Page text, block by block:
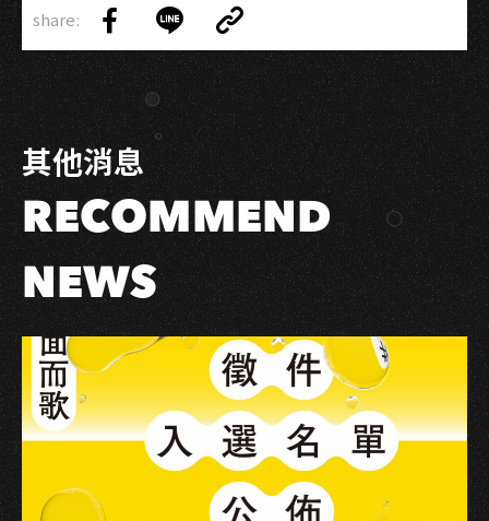
屆
「高
流
系」
樂
團
大
賽：
樂
團
興
奮
波】
正
式
啟
share:
Share
on
Facebook
Share
on
LINE
Copy
Link
Link
其他消息
RECOMMEND
NEWS